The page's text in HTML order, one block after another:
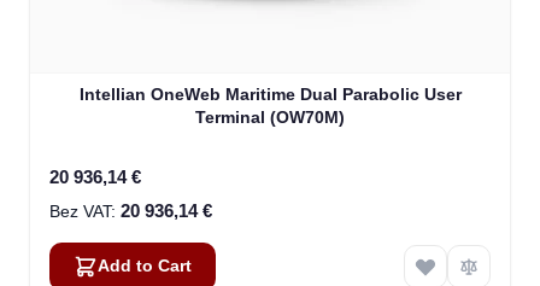
Intellian OneWeb Maritime Dual Parabolic User
Terminal (OW70M)
20 936,14 €
20 936,14 €
Add to Cart